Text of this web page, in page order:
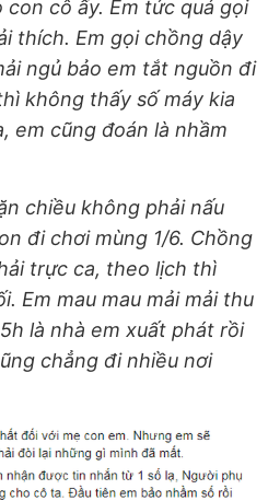
cô ấy. Em tức quá gọi
thích. Em gọi chồng dậy
ngủ bảo em tắt nguồn đi
không thấy số máy kia
em cũng đoán là nhầm
chiều không phải nấu
đi chơi mùng 1/6. Chồng
trực ca, theo lịch thì
Em mau mau mải mải thu
là nhà em xuất phát rồi
chẳng đi nhiều nơi